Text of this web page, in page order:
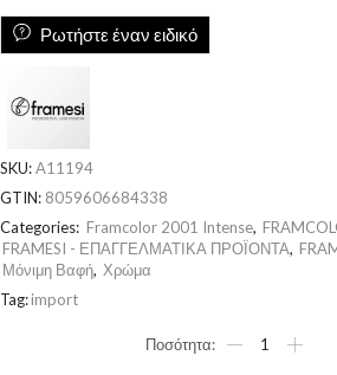
Ρωτήστε έναν ειδικό
SKU:A11194
GTIN: 8059606684338
Categories: Framcolor 2001 Intense,
FRAMESI - ΕΠΑΓΓΕΛΜΑΤΙΚΑ ΠΡΟΪΟΝΤΑ,
Μόνιμη Βαφή, Χρώμα
Tag:import